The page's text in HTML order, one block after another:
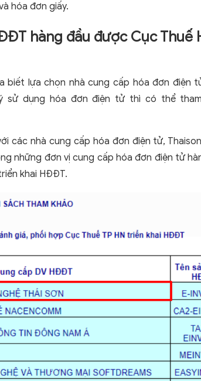
hóa đơn giấy.
hàng đầu được Cục Thuế
biết lựa chọn nhà cung cấp hóa đơn điện
sử dụng hóa đơn điện tử thì có thể
các nhà cung cấp hóa đơn điện tử,
những đơn vị cung cấp hóa đơn điện tử
khai HĐĐT.